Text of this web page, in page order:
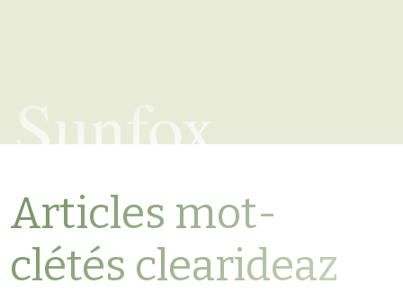
Sunfox
Articles mot-
clétés clearideaz